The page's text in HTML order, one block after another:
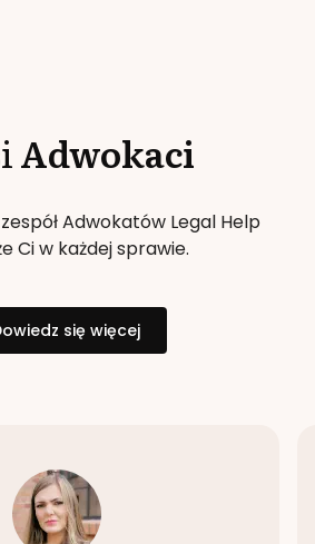
Adwokaci
Adwokatów Legal Help
Ci w każdej sprawie.
się więcej